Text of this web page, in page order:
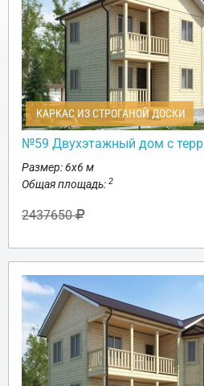
КАРКАС ИЗ СТРОГАНОЙ ДОСКИ
№59 Двухэтажный дом с
Размер: 6х6 м
Общая площадь: 2
2437650